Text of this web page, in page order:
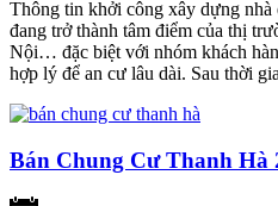
Thông tin khởi công xây dựng
đang trở thành tâm điểm của thị
Nội… đặc biệt với nhóm khách
hợp lý để an cư lâu dài. Sau thời
Bán Chung Cư Thanh Hà